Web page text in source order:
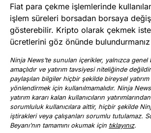
Fiat para çekme işlemlerinde
işlem süreleri borsadan borsaya
gösterebilir. Kripto olarak çekmek
ücretlerini göz önünde
Ninja News’te sunulan içerikler, yalnızca genel
amaçlıdır ve yatırım tavsiyesi niteliğinde
paylaşılan bilgiler hiçbir şekilde bireysel yatırım
yönlendirmek için kullanılmamalıdır. Ninja
yatırım kararı kalan kullanıcıların
sorumluluk kullanıcılara aittir, hiçbir şekilde
iştirakleri veya çalışanları sorumlu tutulamaz.
Beyanı’nın tamamını okumak için tıklayınız.